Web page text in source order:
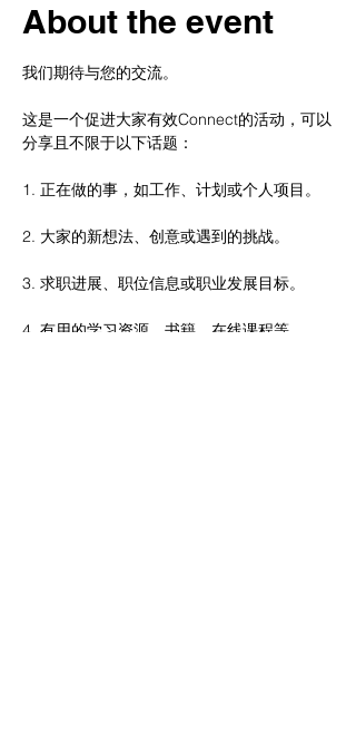
About the event
我们期待与您的交流。
这是一个促进大家有效Connect的活动，可以
分享且不限于以下话题：
1. 正在做的事，如工作、计划或个人项目。
2. 大家的新想法、创意或遇到的挑战。
3. 求职进展、职位信息或职业发展目标。
4. 有用的学习资源、书籍、在线课程等。